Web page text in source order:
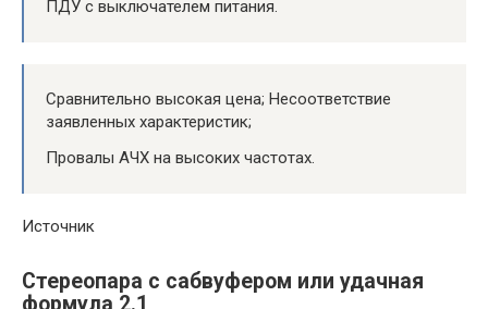
ПДУ с выключателем питания.
Сравнительно высокая цена; Несоответствие
заявленных характеристик;
Провалы АЧХ на высоких частотах.
Источник
Стереопара с сабвуфером или удачная